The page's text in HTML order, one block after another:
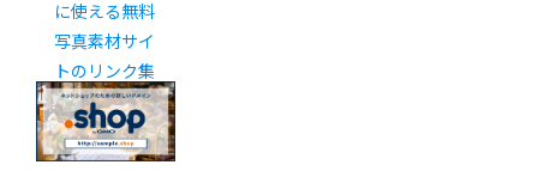
に使える無料
写真素材サイ
トのリンク集